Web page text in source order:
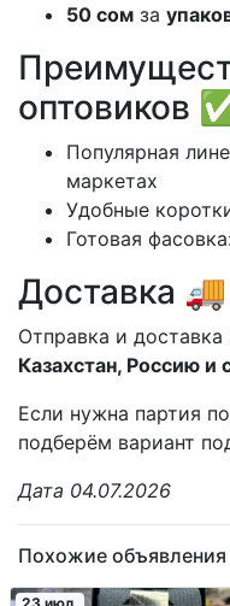
50 сом за
оптовиков
Популярная
маркетах
Удобные
Готовая
Доставка 🚚
Отправка и
Казахстан, Россию и
Если нужна партия
подберём вариант
Дата 04.07.2026
Похожие объявления